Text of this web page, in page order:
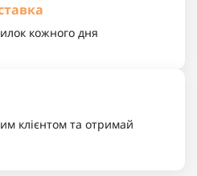
кожного дня
клієнтом та отримай